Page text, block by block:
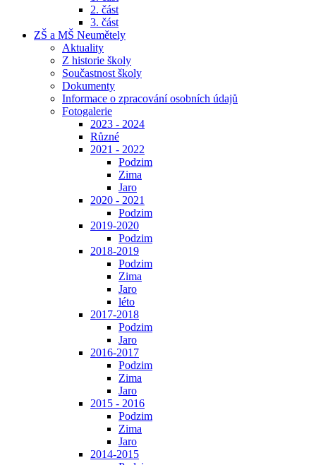
2. část
3. část
ZŠ a MŠ Neumětely
Aktuality
Z historie školy
Součastnost školy
Dokumenty
Informace o zpracování osobních údajů
Fotogalerie
2023 - 2024
Různé
2021 - 2022
Podzim
Zima
Jaro
2020 - 2021
Podzim
2019-2020
Podzim
2018-2019
Podzim
Zima
Jaro
léto
2017-2018
Podzim
Jaro
2016-2017
Podzim
Zima
Jaro
2015 - 2016
Podzim
Zima
Jaro
2014-2015